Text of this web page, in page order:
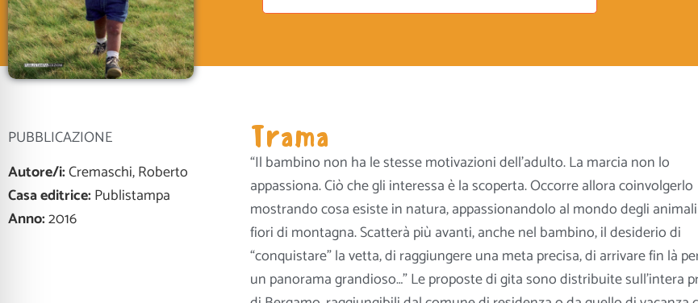
PUBBLICAZIONE
Autore/i:Cremaschi, Roberto
Casa editrice:Publistampa
Anno:2016
Trama
“Il bambino non ha le stesse motivazioni dell’adulto. La marcia non lo
appassiona. Ciò che gli interessa è la scoperta. Occorre allora coinvolgerlo
mostrando cosa esiste in natura, appassionandolo al mondo degli
fiori di montagna. Scatterà più avanti, anche nel bambino, il desiderio di
“conquistare” la vetta, di raggiungere una meta precisa, di arrivare fin là
un panorama grandioso…” Le proposte di gita sono distribuite sull’intera